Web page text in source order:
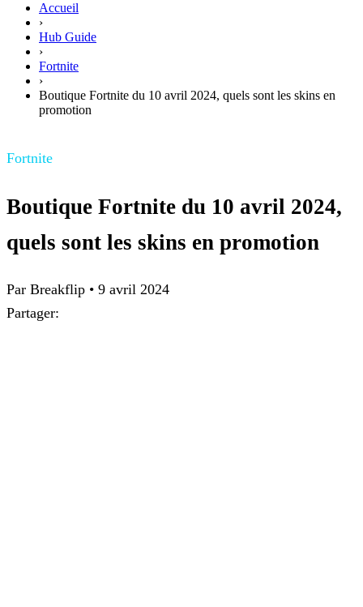
Accueil
›
Hub Guide
›
Fortnite
›
Boutique Fortnite du 10 avril 2024, quels sont les skins en
promotion
Fortnite
Boutique Fortnite du 10 avril 2024,
quels sont les skins en promotion
Par Breakflip • 9 avril 2024
Partager: